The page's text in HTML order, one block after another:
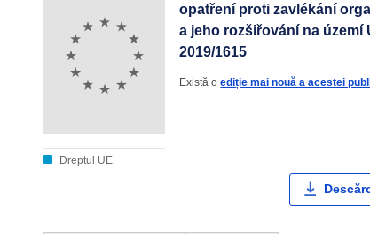
Dreptul UE
opatření proti zavlékání
a jeho rozšiřování na území
2019/1615
Există oediție mai nouă a acestei